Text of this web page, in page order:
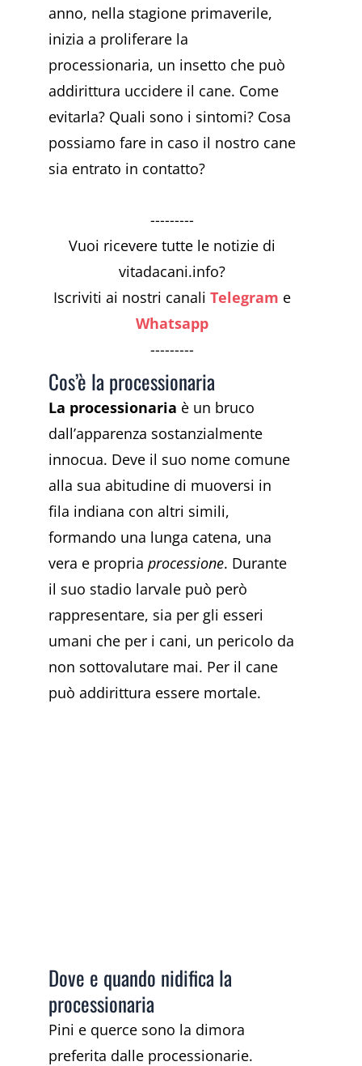
anno, nella stagione primaverile,
inizia a proliferare la
processionaria, un insetto che può
addirittura uccidere il cane. Come
evitarla? Quali sono i sintomi? Cosa
possiamo fare in caso il nostro cane
sia entrato in contatto?
---------
Vuoi ricevere tutte le notizie di
vitadacani.info?
Iscriviti ai nostri canali Telegram e
Whatsapp
---------
Cos’è la processionaria
La processionaria è un bruco
dall’apparenza sostanzialmente
innocua. Deve il suo nome comune
alla sua abitudine di muoversi in
fila indiana con altri simili,
formando una lunga catena, una
vera e propria processione. Durante
il suo stadio larvale può però
rappresentare, sia per gli esseri
umani che per i cani, un pericolo da
non sottovalutare mai. Per il cane
può addirittura essere mortale.
Dove e quando nidifica la
processionaria
Pini e querce sono la dimora
preferita dalle processionarie.